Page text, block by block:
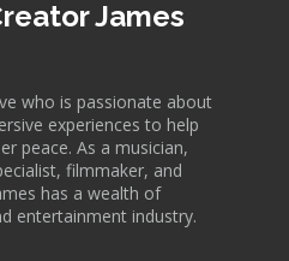
James
who is passionate about
experiences to help
peace. As a musician,
filmmaker, and
has a wealth of
entertainment industry.